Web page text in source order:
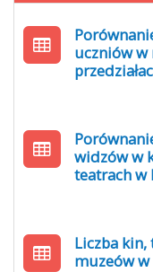
uczniów w
widzów w
teatrach w
Liczba
muzeów w